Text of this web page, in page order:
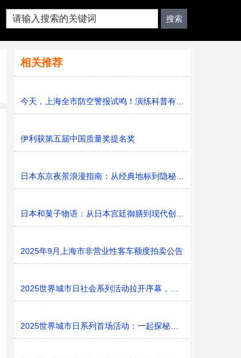
相关推荐
今天，上海全市防空警报试鸣！演练科普有序进行，人防意
伊利获第五届中国质量奖提名奖
日本东京夜景浪漫指南：从经典地标到隐秘胜地
日本和菓子物语：从日本宫廷御膳到现代创新的甜蜜传承
2025年9月上海市非营业性客车额度拍卖公告
2025世界城市日社会系列活动拉开序幕，探寻社区花园里的
2025世界城市日系列首场活动：一起探秘家门口的“魔法花园”